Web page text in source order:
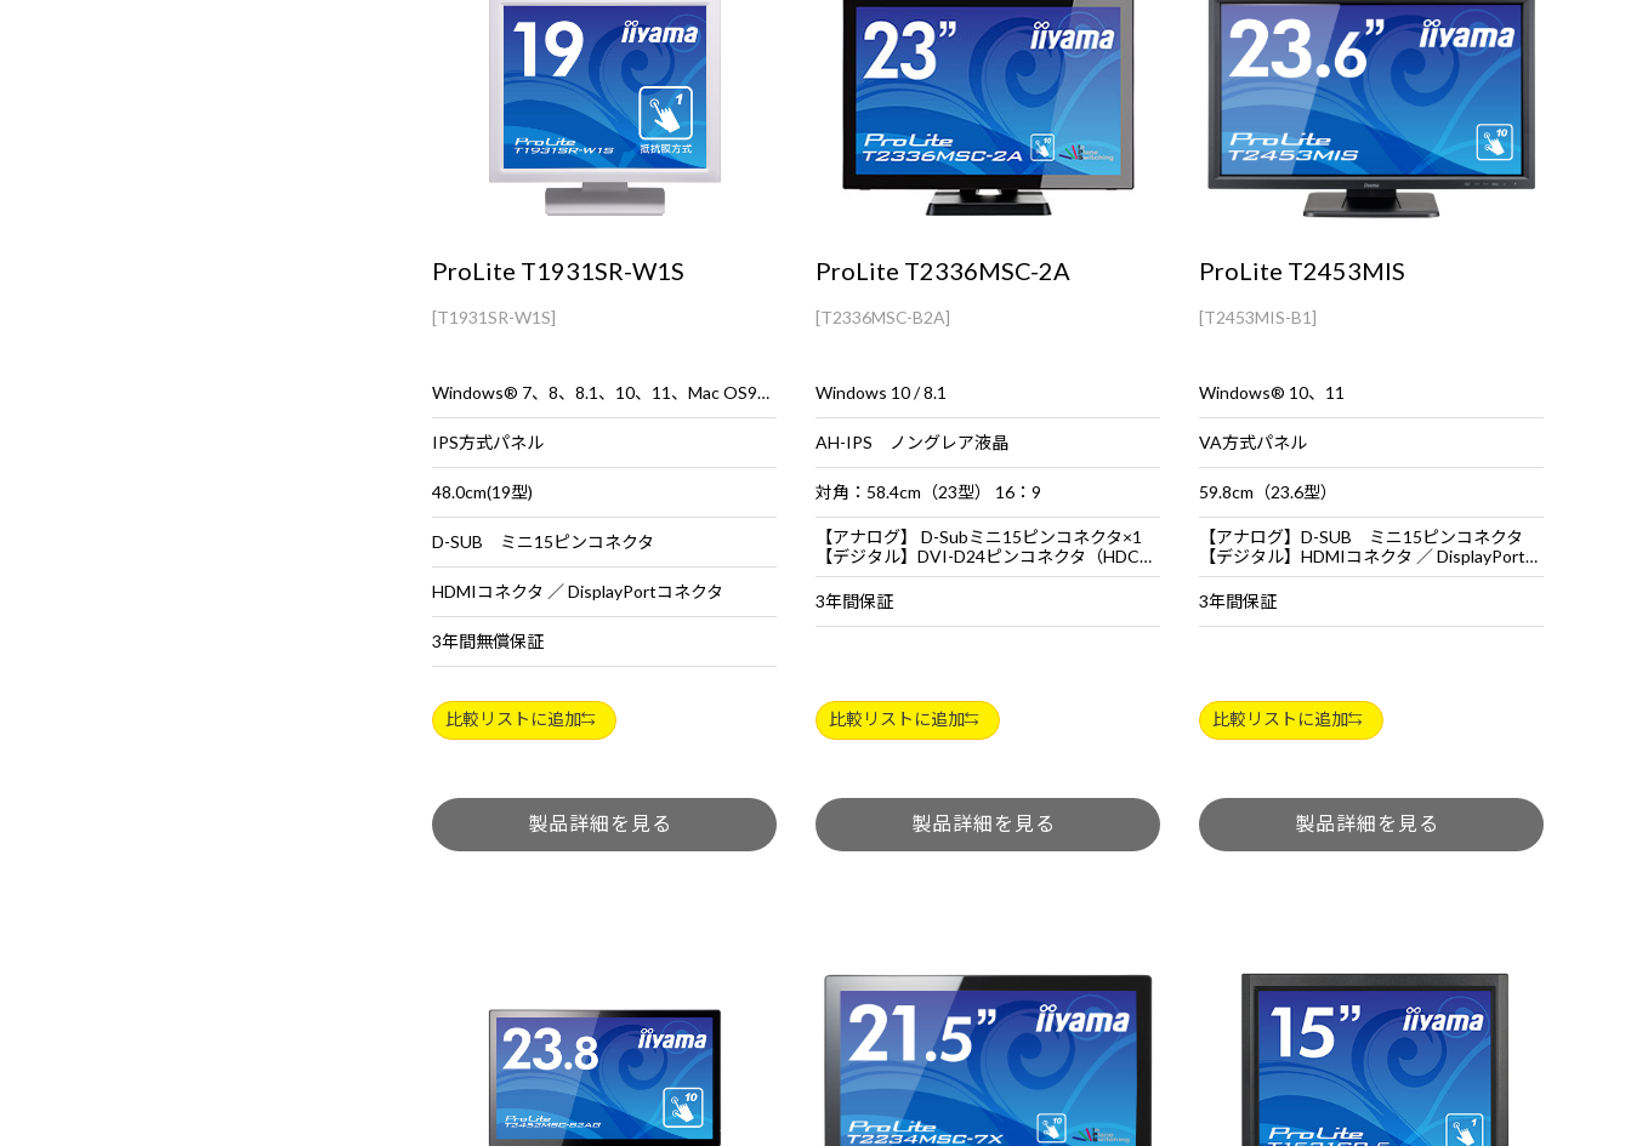
ProLite T1931SR-W1S
[T1931SR-W1S]
Windows® 7、8、8.1、10、11、Mac OS9、OSX
IPS方式パネル
48.0cm(19型)
D-SUB ミニ15ピンコネクタ
HDMIコネクタ ／ DisplayPortコネクタ
3年間無償保証
比較リストに追加
ProLite T2336MSC-2A
[T2336MSC-B2A]
Windows 10 / 8.1
AH-IPS ノングレア液晶
対角：58.4cm（23型） 16：9
【アナログ】 D-Subミニ15ピンコネクタ×1
【デジタル】DVI-D24ピンコネクタ（HDCP機能付） / HDMIコネクタ×1
3年間保証
比較リストに追加
ProLite T2453MIS
[T2453MIS-B1]
Windows® 10、11
VA方式パネル
59.8cm（23.6型）
【アナログ】D-SUB ミニ15ピンコネクタ
【デジタル】HDMIコネクタ ／ DisplayPortコネクタ
3年間保証
比較リストに追加